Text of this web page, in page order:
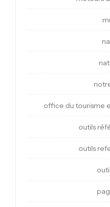
office du tourisme
outils
outils